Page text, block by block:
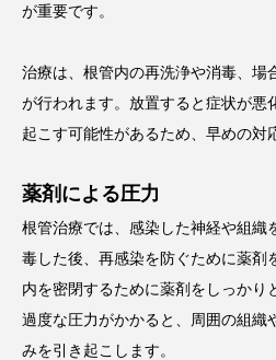
が重要です。
治療は、根管内の再洗浄や消毒、場
が行われます。放置すると症状が悪
起こす可能性があるため、早めの対
薬剤による圧力
根管治療では、感染した神経や組織
毒した後、再感染を防ぐために薬剤
内を密閉するために薬剤をしっかり
過度な圧力がかかると、周囲の組織
みを引き起こします。